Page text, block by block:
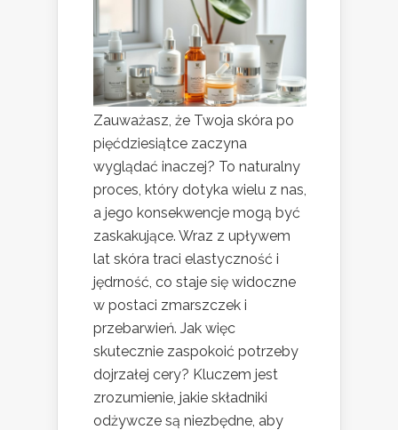
Zauważasz, że Twoja skóra po
pięćdziesiątce zaczyna
wyglądać inaczej? To naturalny
proces, który dotyka wielu z nas,
a jego konsekwencje mogą być
zaskakujące. Wraz z upływem
lat skóra traci elastyczność i
jędrność, co staje się widoczne
w postaci zmarszczek i
przebarwień. Jak więc
skutecznie zaspokoić potrzeby
dojrzałej cery? Kluczem jest
zrozumienie, jakie składniki
odżywcze są niezbędne, aby